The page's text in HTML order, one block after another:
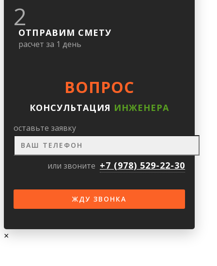
2
ОТПРАВИМ СМЕТУ
расчет за 1 день
ВОПРОС
КОНСУЛЬТАЦИЯ ИНЖЕНЕРА
оставьте заявку
или звоните +7 (978) 529-22-30
×